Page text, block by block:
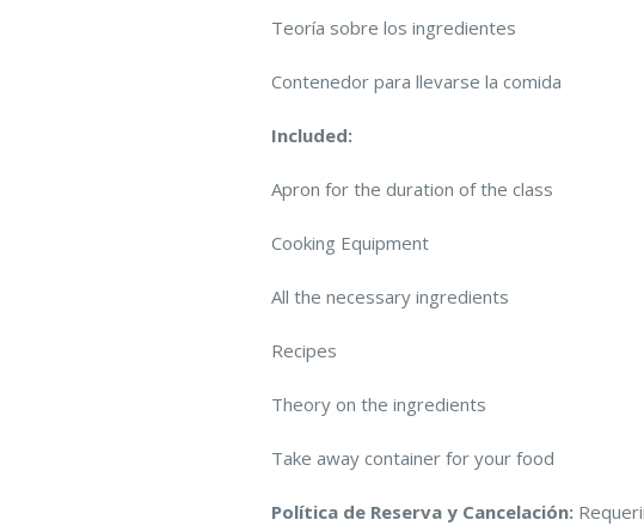
Teoría sobre los ingredientes
Contenedor para llevarse la comida
Included:
Apron for the duration of the class
Cooking Equipment
All the necessary ingredients
Recipes
Theory on the ingredients
Take away container for your food
Política de Reserva y Cancelación: